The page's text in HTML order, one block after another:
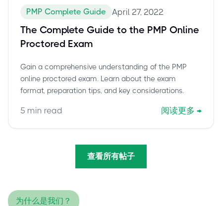
PMP Complete Guide April 27, 2022
The Complete Guide to the PMP Online
Proctored Exam
Gain a comprehensive understanding of the PMP
online proctored exam. Learn about the exam
format, preparation tips, and key considerations.
5 min read 阅读更多 →
查看所有帖子
为什么是我们？